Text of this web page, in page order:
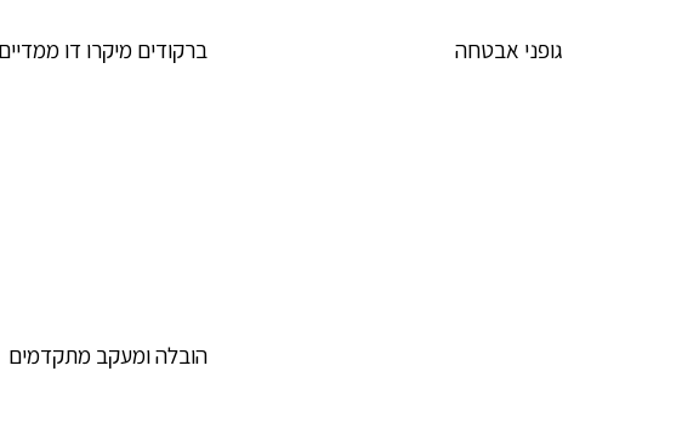
גופני אבטחה ברקודים מיקרו דו ממדיים
הובלה ומעקב מתקדמים